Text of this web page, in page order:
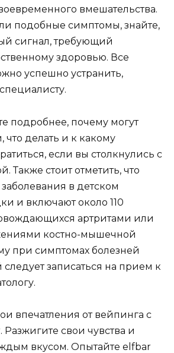
вмешательства.
подобные симптомы, знайте,
сигнал, требующий
здоровью. Все
успешно устранить,
подробнее, почему могут
что делать и к какому
если вы столкнулись с
Также стоит отметить, что
в детском
и включают около 110
артритами или
костно-мышечной
при симптомах болезней
следует записаться на прием к
впечатления от вейпинга с
свои чувства и
вкусом. Опытайте elfbar